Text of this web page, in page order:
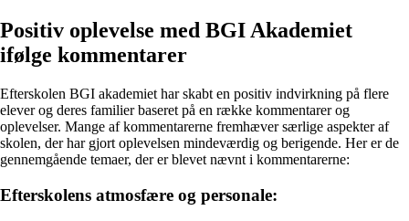
Positiv oplevelse med BGI Akademiet
ifølge kommentarer
Efterskolen BGI akademiet har skabt en positiv indvirkning på flere
elever og deres familier baseret på en række kommentarer og
oplevelser. Mange af kommentarerne fremhæver særlige aspekter af
skolen, der har gjort oplevelsen mindeværdig og berigende. Her er de
gennemgående temaer, der er blevet nævnt i kommentarerne:
Efterskolens atmosfære og personale: